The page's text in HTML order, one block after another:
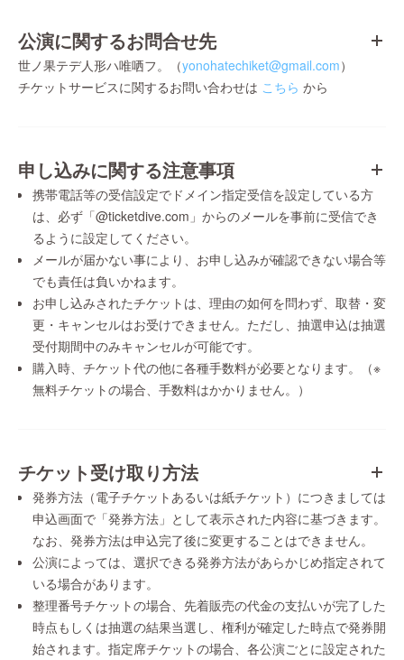
公演に関するお問合せ先
世ノ果テデ人形ハ唯哂フ。（yonohatechiket@gmail.com）
チケットサービスに関するお問い合わせは こちら から
申し込みに関する注意事項
携帯電話等の受信設定でドメイン指定受信を設定している方
は、必ず「@ticketdive.com」からのメールを事前に受信でき
るように設定してください。
メールが届かない事により、お申し込みが確認できない場合等
でも責任は負いかねます。
お申し込みされたチケットは、理由の如何を問わず、取替・変
更・キャンセルはお受けできません。ただし、抽選申込は抽選
受付期間中のみキャンセルが可能です。
購入時、チケット代の他に各種手数料が必要となります。（※
無料チケットの場合、手数料はかかりません。）
チケット受け取り方法
発券方法（電子チケットあるいは紙チケット）につきましては
申込画面で「発券方法」として表示された内容に基づきます。
なお、発券方法は申込完了後に変更することはできません。
公演によっては、選択できる発券方法があらかじめ指定されて
いる場合があります。
整理番号チケットの場合、先着販売の代金の支払いが完了した
時点もしくは抽選の結果当選し、権利が確定した時点で発券開
始されます。指定席チケットの場合、各公演ごとに設定された